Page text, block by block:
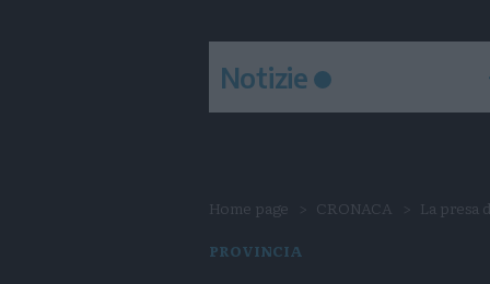
Notizie
Home page CRONACA La presa
PROVINCIA